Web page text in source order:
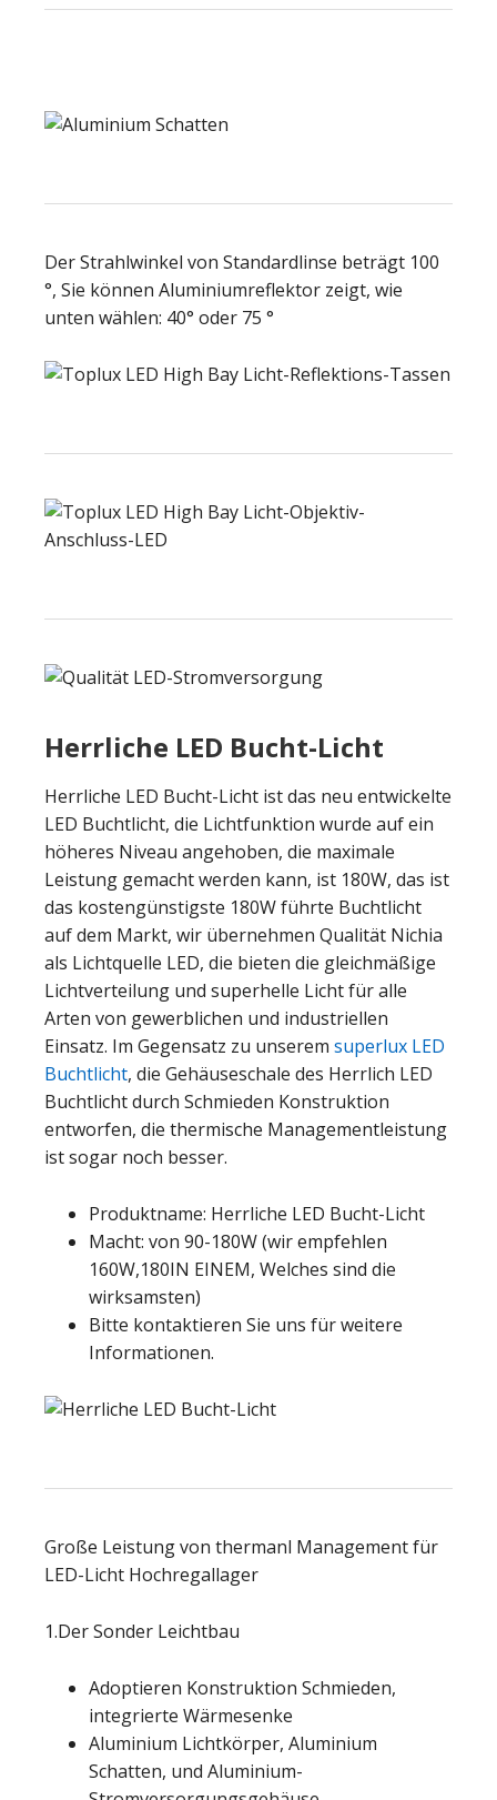
Der Strahlwinkel von Standardlinse beträgt 100
°, Sie können Aluminiumreflektor zeigt, wie
unten wählen: 40° oder 75 °
Herrliche LED Bucht-Licht
Herrliche LED Bucht-Licht ist das neu entwickelte
LED Buchtlicht, die Lichtfunktion wurde auf ein
höheres Niveau angehoben, die maximale
Leistung gemacht werden kann, ist 180W, das ist
das kostengünstigste 180W führte Buchtlicht
auf dem Markt, wir übernehmen Qualität Nichia
als Lichtquelle LED, die bieten die gleichmäßige
Lichtverteilung und superhelle Licht für alle
Arten von gewerblichen und industriellen
Einsatz. Im Gegensatz zu unserem superlux LED
Buchtlicht, die Gehäuseschale des Herrlich LED
Buchtlicht durch Schmieden Konstruktion
entworfen, die thermische Managementleistung
ist sogar noch besser.
Produktname: Herrliche LED Bucht-Licht
Macht: von 90-180W (wir empfehlen
160W,180IN EINEM, Welches sind die
wirksamsten)
Bitte kontaktieren Sie uns für weitere
Informationen.
Große Leistung von thermanl Management für
LED-Licht Hochregallager
1.Der Sonder Leichtbau
Adoptieren Konstruktion Schmieden,
integrierte Wärmesenke
Aluminium Lichtkörper, Aluminium
Schatten, und Aluminium-